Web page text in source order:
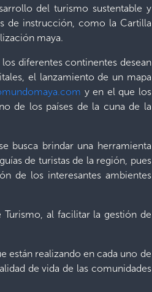
del turismo sustentable y
de instrucción, como la Cartilla
maya.
diferentes continentes desean
el lanzamiento de un mapa
y en el que los
de los países de la cuna de la
busca brindar una herramienta
de turistas de la región, pues
de los interesantes ambientes
al facilitar la gestión de
están realizando en cada uno de
de vida de las comunidades